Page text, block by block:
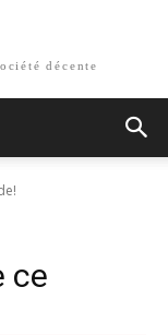
décente
ce